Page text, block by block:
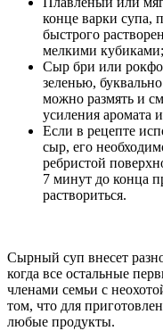
конце варки супа,
быстрого
мелкими кубиками;
Сыр бри или
зеленью,
можно размять и
усиления аромата
Если в рецепте
сыр, его
ребристой
7 минут до конца
раствориться.
Сырный суп внесет
когда все остальные
членами семьи с
том, что для
любые продукты.